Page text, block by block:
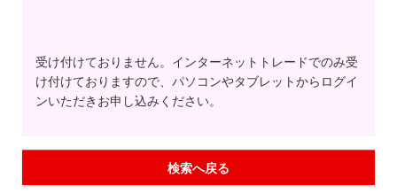
受け付けておりません。インターネットトレードでのみ受
け付けておりますので、パソコンやタブレットからログイ
ンいただきお申し込みください。
検索へ戻る